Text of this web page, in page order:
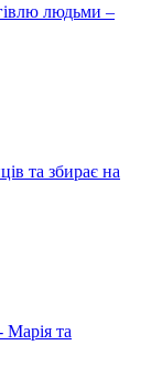
людьми –
та збирає на
та